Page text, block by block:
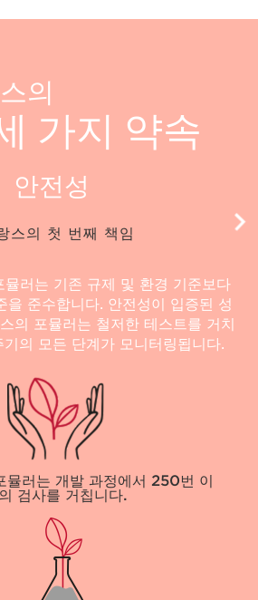
의
가지 약속
안전성
스의 첫 번째 책임
뮬러는 기존 규제 및 환경 기준보다
을 준수합니다. 안전성이 입증된 성
의 포뮬러는 철저한 테스트를 거치
의 모든 단계가 모니터링됩니다.
뮬러는 개발 과정에서 250번 이
검사를 거칩니다.